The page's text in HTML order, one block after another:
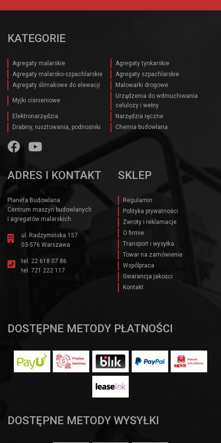
KATEGORIE
Agregaty malarskie
Agregaty tynkarskie
Agregaty malarsko-szpachlarskie
Agregaty szpachlarskie
Agregaty ślimakowe do elewacji
Malowarki drogowe
Myjki ciśnieniowe
Urządzenia do wdmuchiwania
celulozy i wełny
Elektronarzędzia
Narzędzia ręczne
Drabiny, rusztowania, podnośniki
Chemia budowlana
ADRES I KONTAKT
Planeta Budowlana
Centrum maszyn budowlanych
i agregatów malarskich.
ul. Radzymińska 157
03-576 Warszawa
tel. 22 618 07 86
tel. 721 222 117
SKLEP
Regulamin
Polityka prywatności
Zwroty i reklamacje
O firmie
Transport i wysyłka
Towar na zamówienie
Wspólpraca
Gwarancja jakości
Kontakt
DOSTĘPNE METODY PŁATNOŚCI
DOSTĘPNE METODY WYSYŁKI